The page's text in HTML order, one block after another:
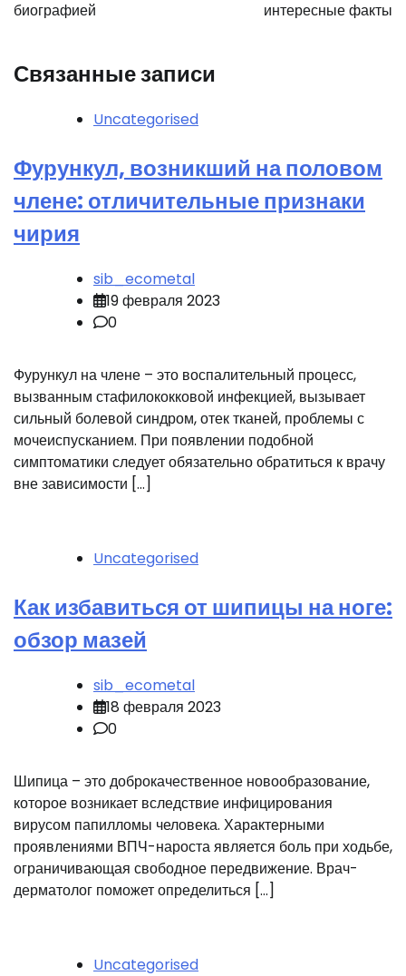
биографией интересные факты
Связанные записи
Uncategorised
Фурункул, возникший на половом
члене: отличительные признаки
чирия
sib_ecometal
19 февраля 2023
0
Фурункул на члене – это воспалительный процесс,
вызванным стафилококковой инфекцией, вызывает
сильный болевой синдром, отек тканей, проблемы с
мочеиспусканием. При появлении подобной
симптоматики следует обязательно обратиться к врачу
вне зависимости […]
Uncategorised
Как избавиться от шипицы на ноге:
обзор мазей
sib_ecometal
18 февраля 2023
0
Шипица – это доброкачественное новообразование,
которое возникает вследствие инфицирования
вирусом папилломы человека. Характерными
проявлениями ВПЧ-нароста является боль при ходьбе,
ограничивающая свободное передвижение. Врач-
дерматолог поможет определиться […]
Uncategorised